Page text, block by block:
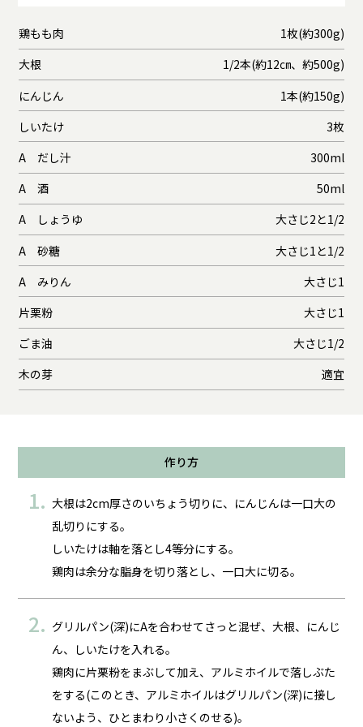
鶏もも肉
1枚(約300g)
大根
1/2本(約12㎝、約500g)
にんじん
1本(約150g)
しいたけ
3枚
A だし汁
300ml
A 酒
50ml
A しょうゆ
大さじ2と1/2
A 砂糖
大さじ1と1/2
A みりん
大さじ1
片栗粉
大さじ1
ごま油
大さじ1/2
木の芽
適宜
作り方
大根は2cm厚さのいちょう切りに、にんじんは一口大の
乱切りにする。
しいたけは軸を落とし4等分にする。
鶏肉は余分な脂身を切り落とし、一口大に切る。
グリルパン(深)にAを合わせてさっと混ぜ、大根、にんじ
ん、しいたけを入れる。
鶏肉に片栗粉をまぶして加え、アルミホイルで落しぶた
をする(このとき、アルミホイルはグリルパン(深)に接し
ないよう、ひとまわり小さくのせる)。